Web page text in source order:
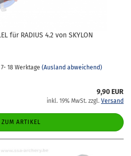
für RA­DI­US 4.2 von SKY­LON
18 Werktage (Ausland abweichend)
9,90 EUR
inkl. 19% MwSt. zzgl. Versand
ZUM ARTIKEL